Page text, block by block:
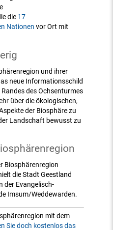
die 17
Nationen vor Ort mit
und ihrer
neue Informationsschild
des Ochsenturmes
über die ökologischen,
der Biosphäre zu
Landschaft bewusst zu
Biosphärenregion
die Stadt Geestland
der Evangelisch-
Imsum/Weddewarden.
mit dem
Sie doch kostenlos das